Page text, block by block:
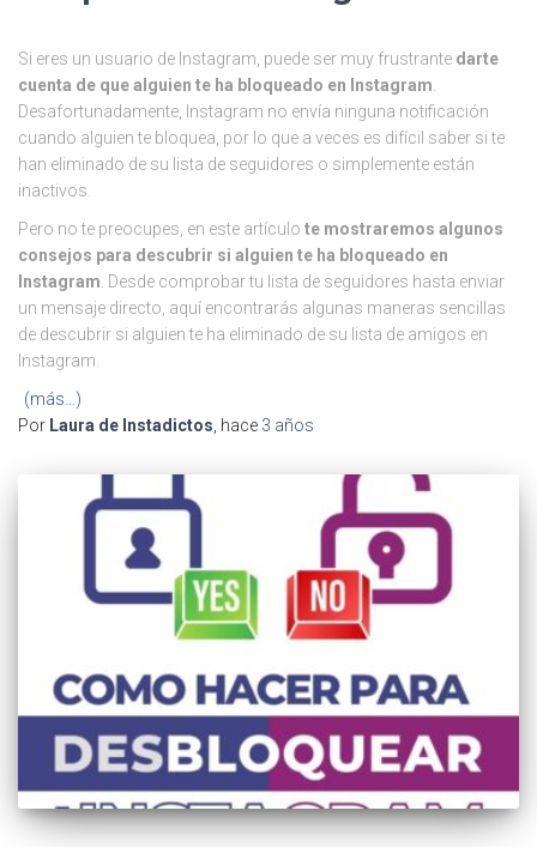
Si eres un usuario de Instagram, puede ser muy frustrante darte
cuenta de que alguien te ha bloqueado en Instagram.
Desafortunadamente, Instagram no envía ninguna notificación
cuando alguien te bloquea, por lo que a veces es difícil saber si te
han eliminado de su lista de seguidores o simplemente están
inactivos.
Pero no te preocupes, en este artículo te mostraremos algunos
consejos para descubrir si alguien te ha bloqueado en
Instagram. Desde comprobar tu lista de seguidores hasta enviar
un mensaje directo, aquí encontrarás algunas maneras sencillas
de descubrir si alguien te ha eliminado de su lista de amigos en
Instagram.
(más…)
Por Laura de Instadictos, hace 3 años